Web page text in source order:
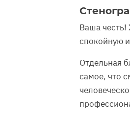
Ваша честь!
спокойную
Отдельная
самое, что